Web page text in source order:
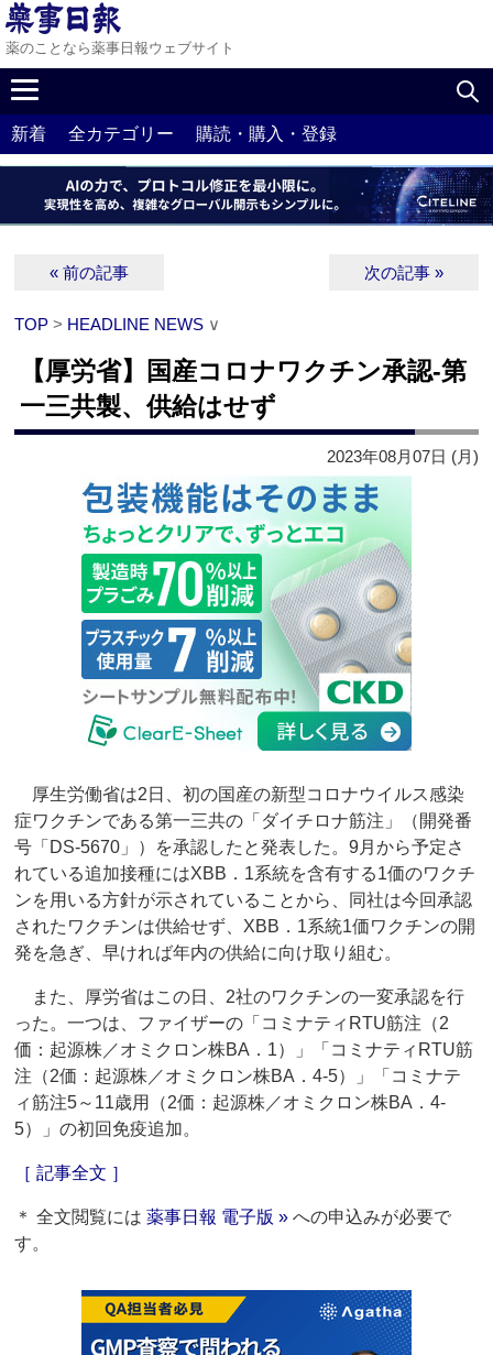
薬のことなら薬事日報ウェブサイト
新着 全カテゴリー 購読・購入・登録
« 前の記事 次の記事 »
TOP > HEADLINE NEWS ∨
【厚労省】国産コロナワクチン承認‐第
一三共製、供給はせず
2023年08月07日 (月)
厚生労働省は2日、初の国産の新型コロナウイルス感染
症ワクチンである第一三共の「ダイチロナ筋注」（開発番
号「DS-5670」）を承認したと発表した。9月から予定さ
れている追加接種にはXBB．1系統を含有する1価のワクチ
ンを用いる方針が示されていることから、同社は今回承認
されたワクチンは供給せず、XBB．1系統1価ワクチンの開
発を急ぎ、早ければ年内の供給に向け取り組む。
また、厚労省はこの日、2社のワクチンの一変承認を行
った。一つは、ファイザーの「コミナティRTU筋注（2
価：起源株／オミクロン株BA．1）」「コミナティRTU筋
注（2価：起源株／オミクロン株BA．4-5）」「コミナテ
ィ筋注5～11歳用（2価：起源株／オミクロン株BA．4-
5）」の初回免疫追加。
［ 記事全文 ］
＊ 全文閲覧には薬事日報 電子版 » への申込みが必要で
す。